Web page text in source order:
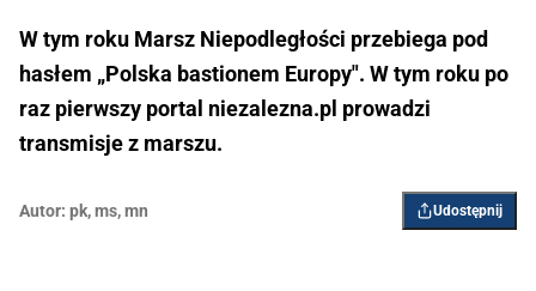
W tym roku Marsz Niepodległości przebiega pod
hasłem „Polska bastionem Europy". W tym roku po
raz pierwszy portal niezalezna.pl prowadzi
transmisje z marszu.
Autor: pk,ms,mn Udostępnij